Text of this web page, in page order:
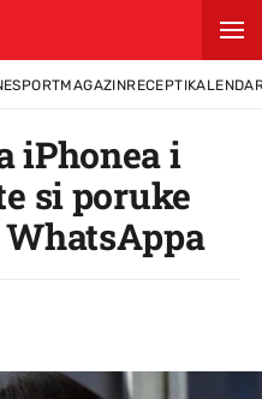
SPORTMAGAZINRECEPTI
iPhonea i
si poruke